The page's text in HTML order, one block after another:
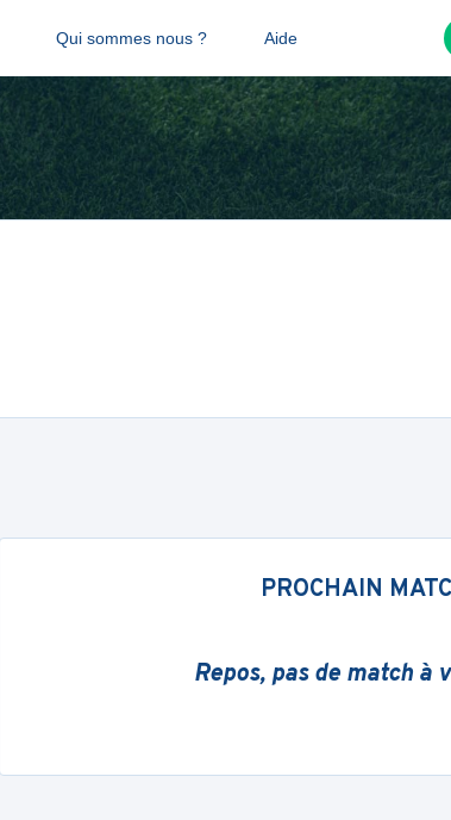
Qui sommes nous ? Aide
PROCHAIN
Repos, pas de match à